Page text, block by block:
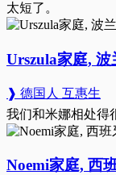
太短了。
Urszula家庭, 波
❱ 德国人 互惠生
我们和米娜相处得
Noemi家庭, 西